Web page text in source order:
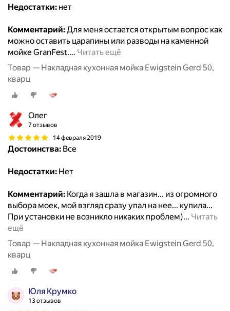
Недостатки: нет
Комментарий:Для меня остается открытым вопрос как
можно оставить царапины или разводы на каменной
мойке GranFest.… Читать ещё
Товар — Накладная кухонная мойка Ewigstein Gerd 50,
кварц
Олег
7 отзывов
14 февраля 2019
Достоинства: Все
Недостатки: Нет
Комментарий: Когда я зашла в магазин... из огромного
выбора моек, мой взгляд сразу упал на нее... купила...
При установки не возникло никаких проблем)… Читать
ещё
Товар — Накладная кухонная мойка Ewigstein Gerd 50,
кварц
Юля Крумко
13 отзывов